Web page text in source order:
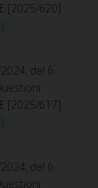
[2025/620]
del 6
[2025/617]
del 6